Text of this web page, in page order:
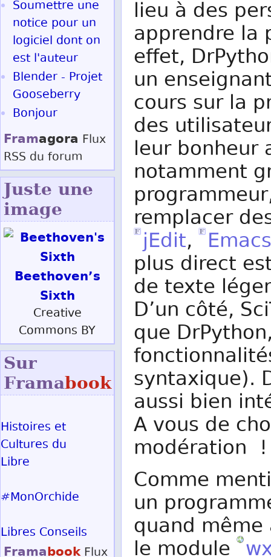
lieu à des
apprendre la
effet,
un
cours sur la
des
leur bonheur
notamment
remplacer
jEdit, Emacs
plus direct
de texte
D’un côté,
que
syntaxique).
aussi bien
A vous de
modération !
Comme
un
quand
le module
Soumettre une
notice pour un
logiciel dont on
est l'auteur
Blender - Projet
Gooseberry
Bonjour
Framagora Flux
RSS du forum
Juste une
image
Beethoven’s
Sixth
Creative
Commons BY
Sur
Framabook
Histoires et
Cultures du
Libre
#MonOrchide
Libres Conseils
Framabook Flux